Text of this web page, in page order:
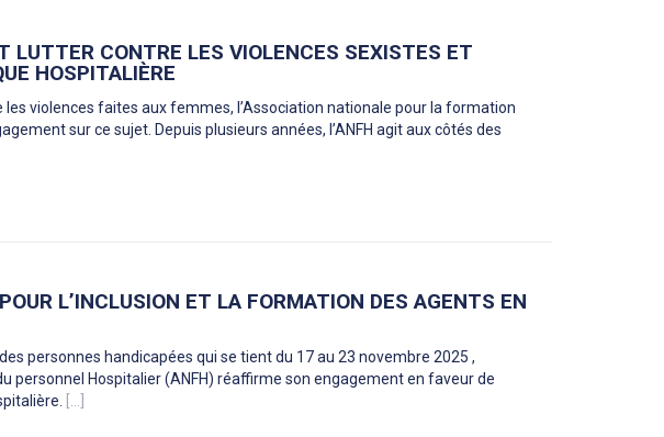
LUTTER CONTRE LES VIOLENCES SEXISTES ET
HOSPITALIÈRE
violences faites aux femmes, l’Association nationale pour la formation
sur ce sujet. Depuis plusieurs années, l’ANFH agit aux côtés des
L’INCLUSION ET LA FORMATION DES AGENTS EN
personnes handicapées qui se tient du 17 au 23 novembre 2025 ,
personnel Hospitalier (ANFH) réaffirme son engagement en faveur de
[...]